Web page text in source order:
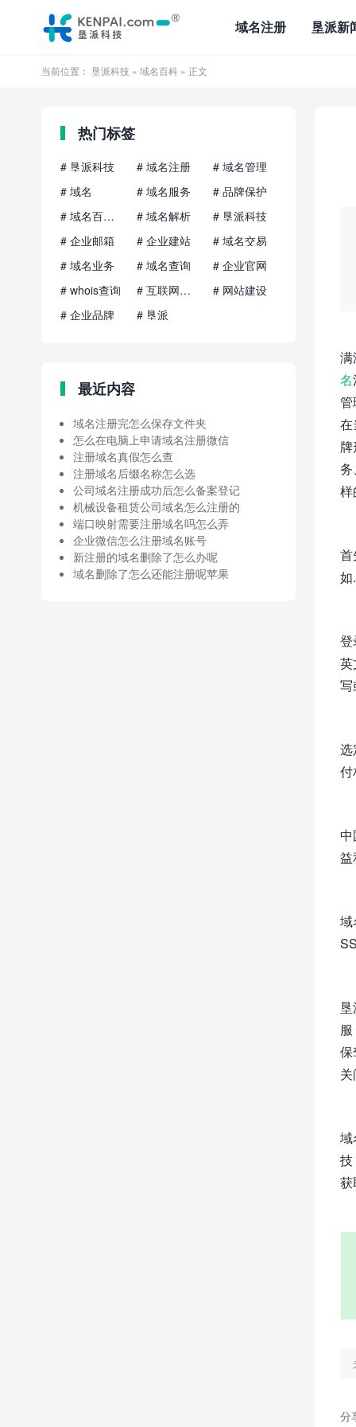
域名注册 垦派新
当前位置： 垦派科技 » 域名百科 » 正文
满
名
管
在
务
样
如
登
英
写
选
付
中
益
保
域
技
获
分
热门标签
# 垦派科技 # 域名注册
# 域名管理
# 域名
# 域名服务
# 品牌保护
# 域名百科知识
# 域名解析
# 垦派科技
# 企业邮箱
# 企业建站
# 域名交易
# 域名业务
# 域名查询
# 企业官网
# whois查询
# 互联网品牌
# 网站建设
# 企业品牌
# 垦派
最近内容
域名注册完怎么保存文件夹
怎么在电脑上申请域名注册微信
注册域名真假怎么查
注册域名后缀名称怎么选
公司域名注册成功后怎么备案登记
机械设备租赁公司域名怎么注册的
端口映射需要注册域名吗怎么弄
企业微信怎么注册域名账号
新注册的域名删除了怎么办呢
域名删除了怎么还能注册呢苹果